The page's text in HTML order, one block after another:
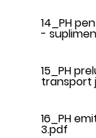
14_PH
-
15_PH
transport
16_PH
3.pdf